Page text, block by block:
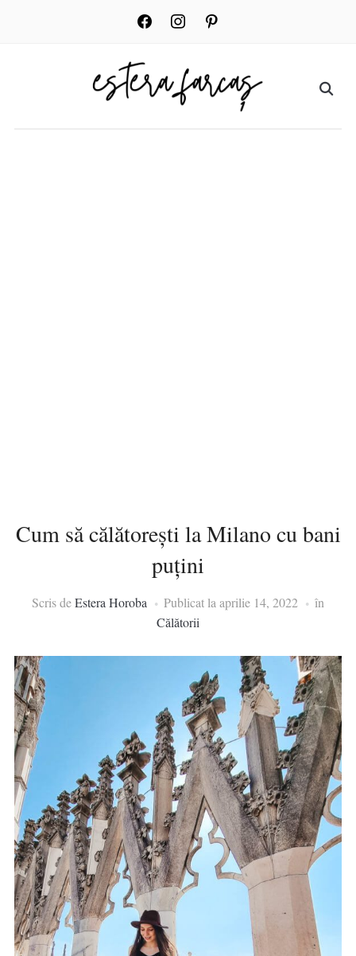
facebook instagrampinterest
Cum să călătorești la Milano cu bani
puțini
Scris deEstera Horoba Publicat la aprilie 14, 2022
în
Călătorii